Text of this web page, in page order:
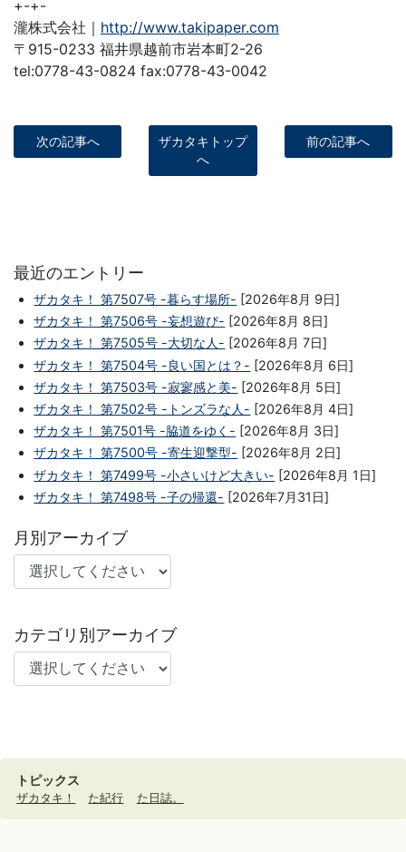
+-+-
瀧株式会社｜ http://www.takipaper.com
〒915-0233 福井県越前市岩本町2-26
tel:0778-43-0824 fax:0778-43-0042
次の記事へ
ザカタキトップ
へ
前の記事へ
最近のエントリー
ザカタキ！ 第7507号 -暮らす場所- [2026年8月 9日]
ザカタキ！ 第7506号 -妄想遊び- [2026年8月 8日]
ザカタキ！ 第7505号 -大切な人- [2026年8月 7日]
ザカタキ！ 第7504号 -良い国とは？- [2026年8月 6日]
ザカタキ！ 第7503号 -寂寥感と美- [2026年8月 5日]
ザカタキ！ 第7502号 -トンズラな人- [2026年8月 4日]
ザカタキ！ 第7501号 -脇道をゆく- [2026年8月 3日]
ザカタキ！ 第7500号 -寄生迎撃型- [2026年8月 2日]
ザカタキ！ 第7499号 -小さいけど大きい- [2026年8月 1日]
ザカタキ！ 第7498号 -子の帰還- [2026年7月31日]
月別アーカイブ
カテゴリ別アーカイブ
トピックス
ザカタキ！ た紀行 た日誌。